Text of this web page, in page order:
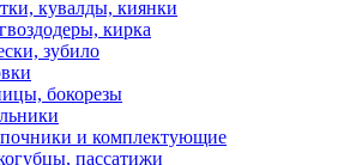
кувалды, киянки
кирка
зубило
бокорезы
и комплектующие
пассатижи